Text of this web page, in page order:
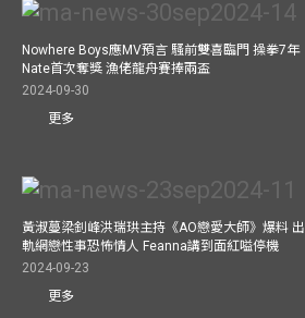
Nowhere Boys應MV預言 騷前雙喜臨門 操拳7年
Nate首次奪獎 漁佬龍舟賽捧兩盃
2024-09-30
更多
黃淑蔓梁釗峰洪瑞珙主持《AO戀愛大師》爆料 出
軌網戀性事恐怖情人 Feanna講到面紅嗌停機
2024-09-23
更多